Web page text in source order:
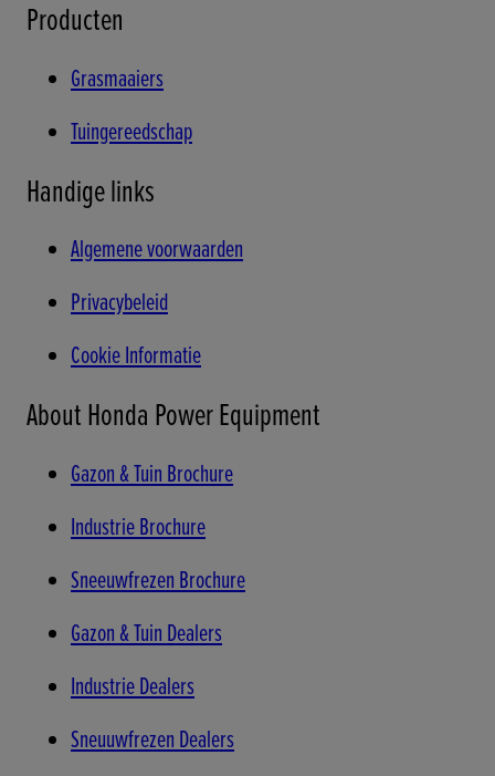
Producten
Grasmaaiers
Tuingereedschap
Handige links
Algemene voorwaarden
Privacybeleid
Cookie Informatie
About Honda Power Equipment
Gazon & Tuin Brochure
Industrie Brochure
Sneeuwfrezen Brochure
Gazon & Tuin Dealers
Industrie Dealers
Sneuuwfrezen Dealers